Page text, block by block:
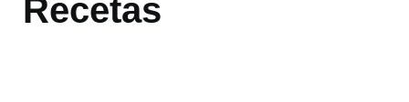
Recetas